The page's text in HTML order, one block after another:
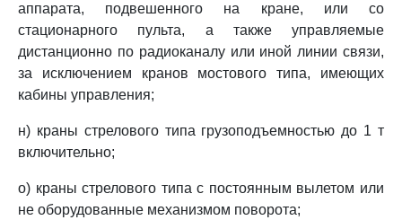
аппарата, подвешенного на кране, или со
стационарного пульта, а также управляемые
дистанционно по радиоканалу или иной линии связи,
за исключением кранов мостового типа, имеющих
кабины управления;
н) краны стрелового типа грузоподъемностью до 1 т
включительно;
о) краны стрелового типа с постоянным вылетом или
не оборудованные механизмом поворота;